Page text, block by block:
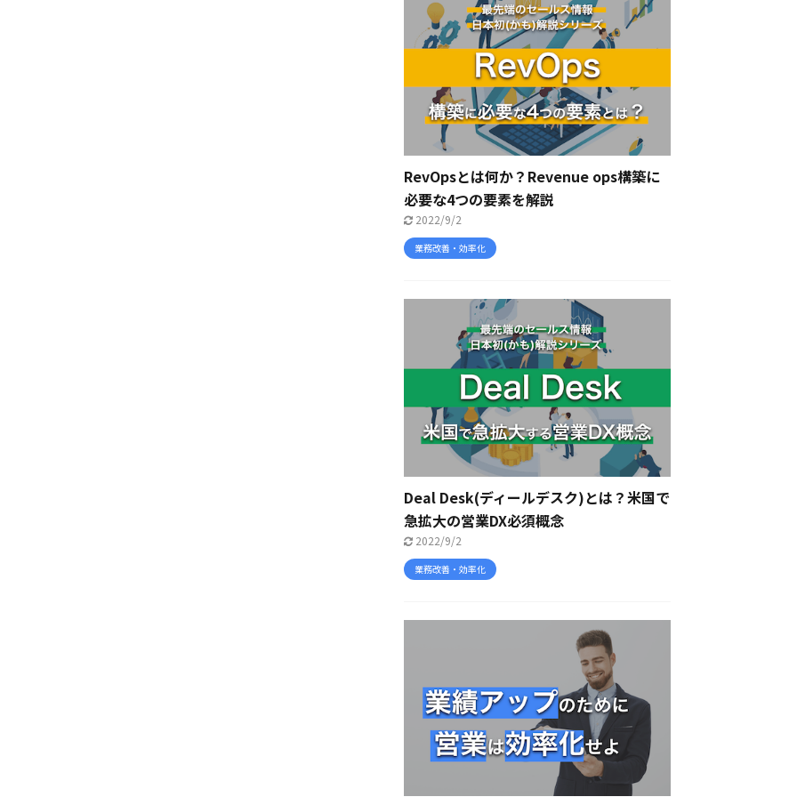
RevOpsとは何か？Revenue ops構築に
必要な4つの要素を解説
2022/9/2
業務改善・効率化
Deal Desk(ディールデスク)とは？米国で
急拡大の営業DX必須概念
2022/9/2
業務改善・効率化